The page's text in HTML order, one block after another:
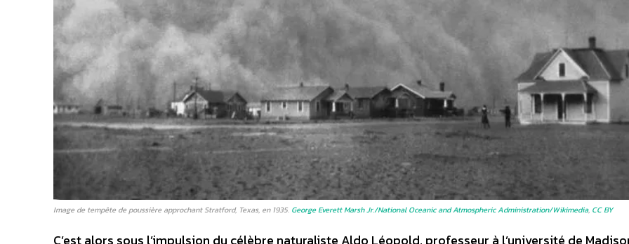
Image de tempête de poussière approchant Stratford, Texas, en 1935. George Everett Marsh Jr./National Oceanic and Atmospheric Administration/Wikimedia, CC BY